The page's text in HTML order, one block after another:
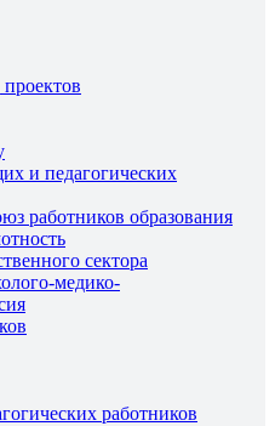
и педагогических
работников образования
сектора
медико-
работников